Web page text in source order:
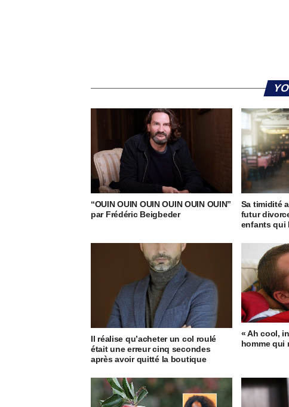
“OUIN OUIN OUIN OUIN OUIN OUIN”
par Frédéric Beigbeder
Sa timidité
futur
enfants qui
Il réalise qu’acheter un col roulé
était une erreur cinq secondes
après avoir quitté la boutique
« Ah cool,
homme qui